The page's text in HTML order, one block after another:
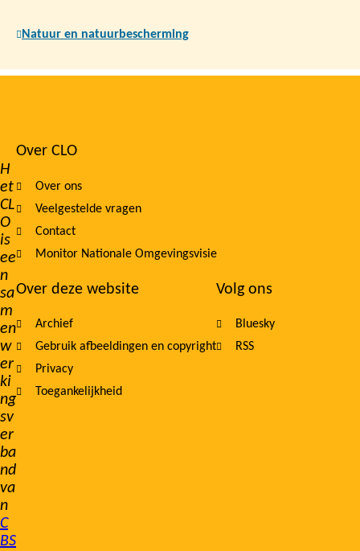
Natuur en natuurbescherming
H
et
CL
O
is
ee
n
sa
m
en
w
er
ki
ng
sv
er
ba
nd
va
n
C
BS
Footer
navigation
Over CLO
Over ons
Veelgestelde vragen
Contact
Monitor Nationale Omgevingsvisie
Over deze website
Archief
Gebruik afbeeldingen en copyright
Privacy
Toegankelijkheid
Volg ons
Bluesky
RSS